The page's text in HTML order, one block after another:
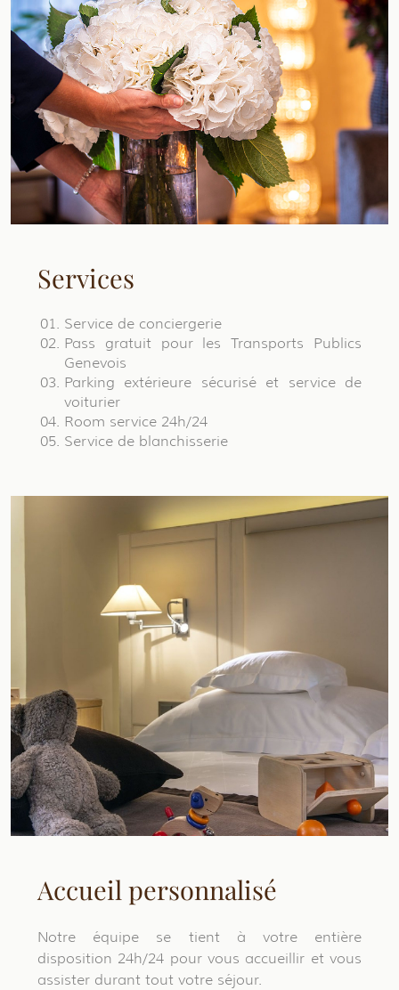
Services
Service de conciergerie
Pass gratuit pour les Transports Publics
Genevois
Parking extérieure sécurisé et service de
voiturier
Room service 24h/24
Service de blanchisserie
Accueil personnalisé
Notre équipe se tient à votre entière
disposition 24h/24 pour vous accueillir et vous
assister durant tout votre séjour.